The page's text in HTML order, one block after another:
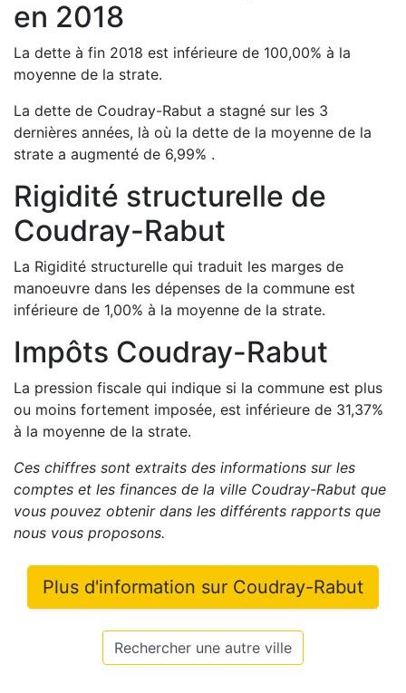
en 2018
La dette à fin 2018 est inférieure de 100,00% à la
moyenne de la strate.
La dette de Coudray-Rabut a stagné sur les 3
dernières années, là où la dette de la moyenne de la
strate a augmenté de 6,99% .
Rigidité structurelle de
Coudray-Rabut
La Rigidité structurelle qui traduit les marges de
manoeuvre dans les dépenses de la commune est
inférieure de 1,00% à la moyenne de la strate.
Impôts Coudray-Rabut
La pression fiscale qui indique si la commune est plus
ou moins fortement imposée, est inférieure de 31,37%
à la moyenne de la strate.
Ces chiffres sont extraits des informations sur les
comptes et les finances de la ville Coudray-Rabut que
vous pouvez obtenir dans les différents rapports que
nous vous proposons.
Plus d'information sur Coudray-Rabut
Rechercher une autre ville